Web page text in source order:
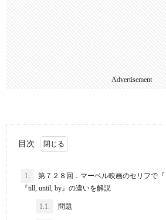
Advertisement
目次
1.
第７２８回．マーベル映画のセリフで
『till, until, by』の違いを解説
1.1. 問題